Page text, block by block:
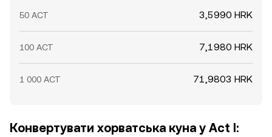
50 ACT 3,5990 HRK
100 ACT 7,1980 HRK
1 000 ACT 71,9803 HRK
Конвертувати хорватська куна у Act I: